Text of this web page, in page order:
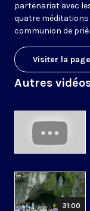
partenariat avec
quatre méditations
communion de
Visiter la
Autres
31:00